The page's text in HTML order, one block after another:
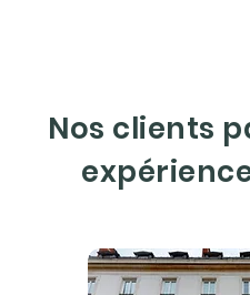
Nos clients